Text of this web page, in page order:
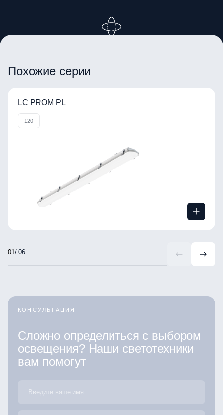
Похожие серии
LC PROM PL
120
/ 06
КОНСУЛЬТАЦИЯ
Сложно определиться с выбором
освещения? Наши светотехники
вам помогут